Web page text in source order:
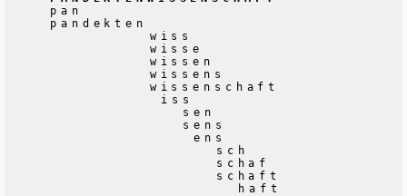
pan
pandekten
wiss
wisse
wissen
wissens
wissenschaft
iss
sen
sens
ens
sch
schaf
schaft
haft